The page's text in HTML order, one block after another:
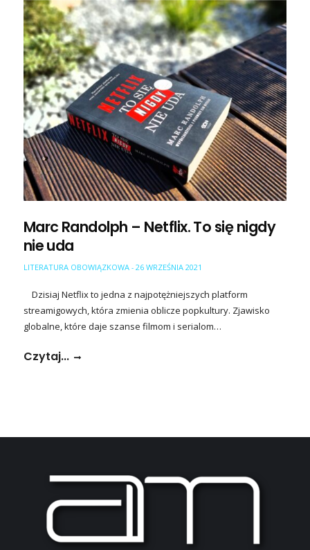
Marc Randolph – Netflix. To się nigdy
nie uda
LITERATURA OBOWIĄZKOWA - 26 WRZEŚNIA 2021
Dzisiaj Netflix to jedna z najpotężniejszych platform
streamigowych, która zmienia oblicze popkultury. Zjawisko
globalne, które daje szanse filmom i serialom…
Czytaj...